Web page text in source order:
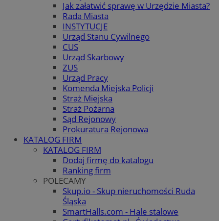
Jak załatwić sprawę w Urzędzie Miasta?
Rada Miasta
INSTYTUCJE
Urząd Stanu Cywilnego
CUS
Urząd Skarbowy
ZUS
Urząd Pracy
Komenda Miejska Policji
Straż Miejska
Straż Pożarna
Sąd Rejonowy
Prokuratura Rejonowa
KATALOG FIRM
KATALOG FIRM
Dodaj firmę do katalogu
Ranking firm
POLECAMY
Skup.io - Skup nieruchomości Ruda
Śląska
SmartHalls.com - Hale stalowe